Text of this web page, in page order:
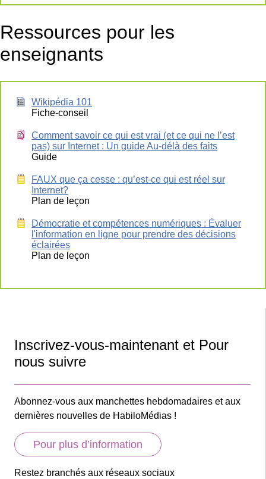
Ressources pour les
enseignants
Wikipédia 101
Fiche-conseil
Comment savoir ce qui est vrai (et ce qui ne l’est
pas) sur Internet : Un guide Au-délà des faits
Guide
FAUX que ça cesse : qu’est-ce qui est réel sur
Internet?
Plan de leçon
Démocratie et compétences numériques : Évaluer
l'information en ligne pour prendre des décisions
éclairées
Plan de leçon
Inscrivez-vous-maintenant et Pour
nous suivre
Abonnez-vous aux manchettes hebdomadaires et aux
dernières nouvelles de HabiloMédias !
Pour plus d’information
Restez branchés aux réseaux sociaux